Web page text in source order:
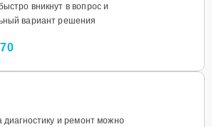
вникнут в вопрос и
вариант решения
диагностику и ремонт можно